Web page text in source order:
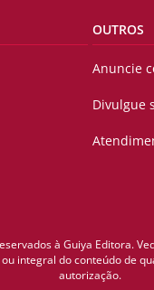
OUTROS
Anuncie
Divulgue
à Guiya Editora.
integral do conteúdo de
autorização.